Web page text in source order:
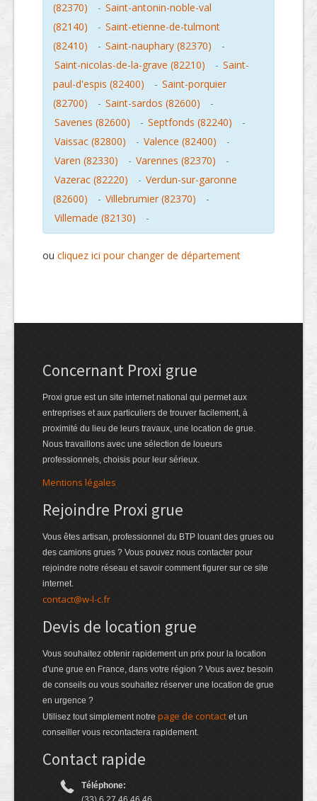
(82370)
- Saint-antonin-noble-val
(82140)
- Saint-etienne-de-tulmont
(82410)
- Saint-nauphary (82370)
-
Saint-nicolas-de-la-grave (82210)
- Saint-
paul-d'espis (82400)
- Saint-porquier
(82700)
- Saint-sardos (82600)
-
Savenes (82600)
- Septfonds (82240)
-
Vaissac (82800)
- Valence (82400)
-
Varen (82330)
- Varennes (82370)
-
Vazerac (82220)
- Verdun-sur-garonne
(82600)
- Villebrumier (82370)
-
Villemade (82130)
-
ou cliquez ici pour changer de département
Concernant Proxi grue
Proxi grue est un site internet national qui permet aux
entreprises et aux particuliers de trouver facilement, à
proximité du lieu de leurs travaux, une location de grue.
Nous travaillons avec une sélection de loueurs
professionnels, choisis pour leur sérieux.
Mentions légales
Rejoindre Proxi grue
Vous êtes artisan, professionnel du BTP louant des grues ou
des camions grues ? Vous pouvez nous contacter pour
rejoindre notre réseau et savoir comment figurer sur ce site
internet.
contact@w-l-c.fr
Devis de location grue
Vous souhaitez obtenir rapidement un prix pour la location
d'une grue en France, dans votre région ? Vous avez besoin
de conseils ou vous souhaitez réserver une location de grue
en urgence ?
Utilisez tout simplement notre page de contact et un
conseiller vous recontactera rapidement.
Contact rapide
Téléphone: